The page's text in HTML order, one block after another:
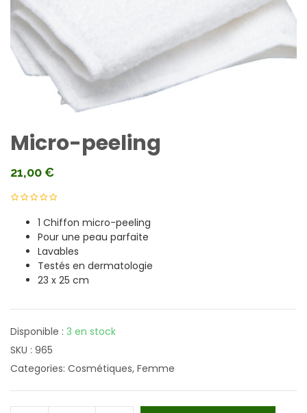
Micro-peeling
21,00€
1 Chiffon micro-peeling
Pour une peau parfaite
Lavables
Testés en dermatologie
23 x 25 cm
Disponible : 3 en stock
SKU : 965
Categories: Cosmétiques, Femme